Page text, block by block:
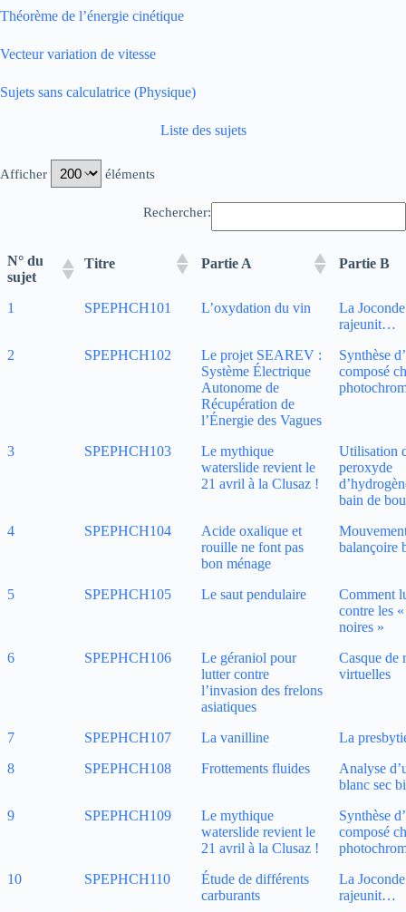
Théorème de l’énergie cinétique
Vecteur variation de vitesse
Sujets sans calculatrice (Physique)
Liste des sujets
Afficher éléments
Rechercher:
N° du
sujet
Titre Partie A Partie B
1 SPEPHCH101 L’oxydation du vin
La Joconde
rajeunit…
2
SPEPHCH102
Le projet SEAREV :
Système Électrique
Autonome de
Récupération de
l’Énergie des Vagues
Synthèse
composé
3 SPEPHCH103
Le mythique
waterslide revient le
21 avril à la Clusaz !
Utilisation
peroxyde
bain de
4
SPEPHCH104
Acide oxalique et
rouille ne font pas
bon ménage
balançoire
5 SPEPHCH105 Le saut pendulaire
Comment
contre les
noires »
6
SPEPHCH106
Le géraniol pour
lutter contre
l’invasion des frelons
asiatiques
Casque de
virtuelles
7 SPEPHCH107 La vanilline
La
8
SPEPHCH108 Frottements fluides
Analyse
blanc sec
9
SPEPHCH109
Le mythique
waterslide revient le
21 avril à la Clusaz !
Synthèse
composé
10
SPEPHCH110
Étude de différents
carburants
La Joconde
rajeunit…